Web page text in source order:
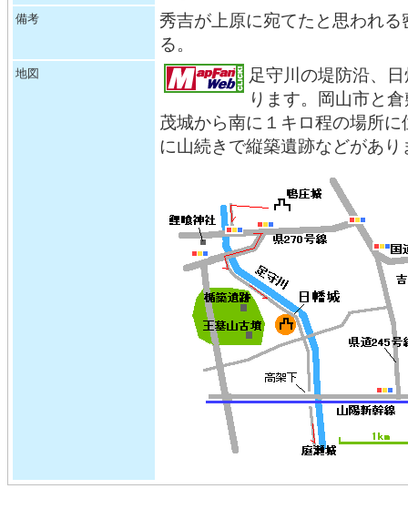
備考
秀吉が上原に宛てたと思われる
る。
地図
足守川の堤防沿、
ります。岡山市と
茂城から南に１キロ程の場所
に山続きで縦築遺跡などがあり